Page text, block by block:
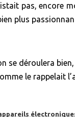
pas, encore
plus
se déroulera
le rappelait